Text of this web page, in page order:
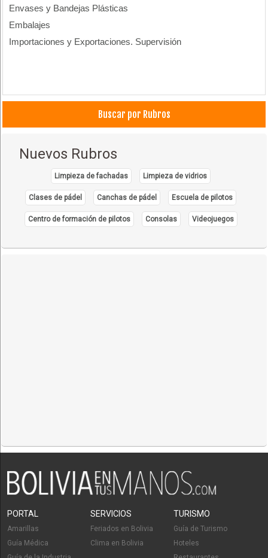
Envases y Bandejas Plásticas
Embalajes
Importaciones y Exportaciones. Supervisión
Buscar por Rubros
Nuevos Rubros
Limpieza de fachadas Limpieza de vidrios
Clases de pádel Canchas de pádel Escuela de pilotos
Centro de formación de pilotos Consolas Videojuegos
PORTAL
Amarillas
Guía Médica
SERVICIOS
Feriados en Bolivia
Clima en Bolivia
TURISMO
Guía de Turismo
Hoteles